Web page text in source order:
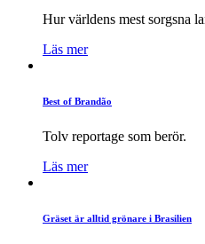
Hur världens mest sorgsna
Läs mer
Best of Brandão
Tolv reportage som berör.
Läs mer
Gräset är alltid grönare i Brasilien